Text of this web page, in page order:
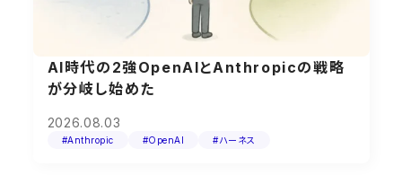
AI時代の2強OpenAIとAnthropicの戦略
が分岐し始めた
2026.08.03
#Anthropic #OpenAI #ハーネス